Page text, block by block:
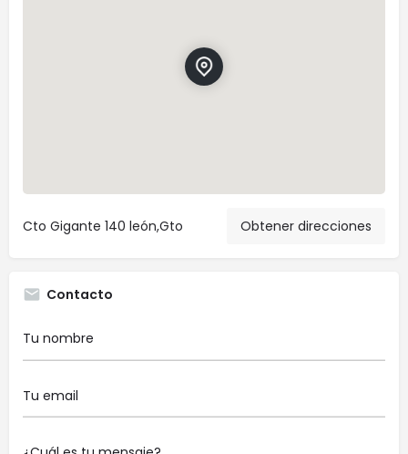
Cto Gigante 140 león,Gto Obtener direcciones
Contacto